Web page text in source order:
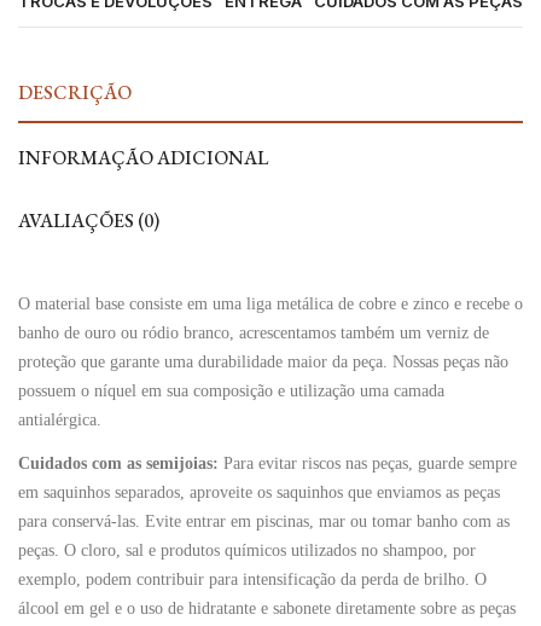
DESCRIÇÃO
INFORMAÇÃO ADICIONAL
AVALIAÇÕES (0)
O material base consiste em uma liga metálica de cobre e zinco e recebe o
banho de ouro ou ródio branco, acrescentamos também um verniz de
proteção que garante uma durabilidade maior da peça. Nossas peças não
possuem o níquel em sua composição e utilização uma camada
antialérgica.
Cuidados com as semijoias: Para evitar riscos nas peças, guarde sempre
em saquinhos separados, aproveite os saquinhos que enviamos as peças
para conservá-las. Evite entrar em piscinas, mar ou tomar banho com as
peças. O cloro, sal e produtos químicos utilizados no shampoo, por
exemplo, podem contribuir para intensificação da perda de brilho. O
álcool em gel e o uso de hidratante e sabonete diretamente sobre as peças